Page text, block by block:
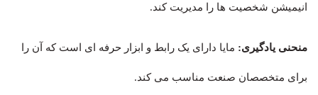
انیمیشن شخصیت ها را مدیریت کند.
منحنی یادگیری: مایا دارای یک رابط و ابزار حرفه ای است که آن را
برای متخصصان صنعت مناسب می کند.